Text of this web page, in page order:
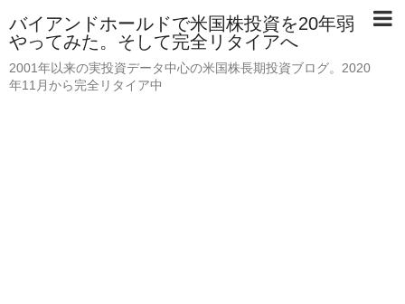
バイアンドホールドで米国株投資を20年弱
やってみた。そして完全リタイアへ
2001年以来の実投資データ中心の米国株長期投資ブログ。2020
年11月から完全リタイア中